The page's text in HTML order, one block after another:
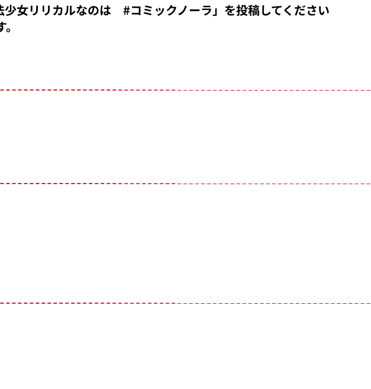
少女リリカルなのは #コミックノーラ」を投稿してください